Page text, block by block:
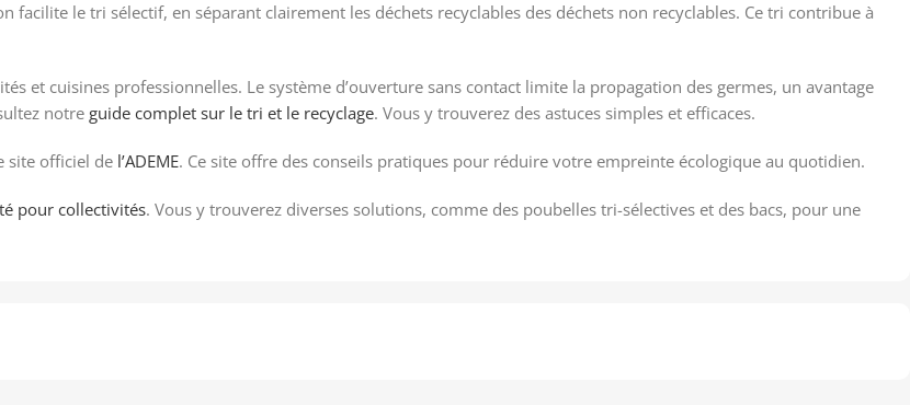
facilite le tri sélectif, en séparant clairement les déchets recyclables des déchets non recyclables. Ce tri contribue à
et cuisines professionnelles. Le système d’ouverture sans contact limite la propagation des germes, un avantage
notre guide complet sur le tri et le recyclage. Vous y trouverez des astuces simples et efficaces.
site officiel de l’ADEME. Ce site offre des conseils pratiques pour réduire votre empreinte écologique au quotidien.
pour collectivités. Vous y trouverez diverses solutions, comme des poubelles tri-sélectives et des bacs, pour une